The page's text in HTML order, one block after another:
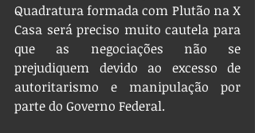
Quadratura formada com Plutão na X
Casa será preciso muito cautela para
que as negociações não se
prejudiquem devido ao excesso de
autoritarismo e manipulação por
parte do Governo Federal.